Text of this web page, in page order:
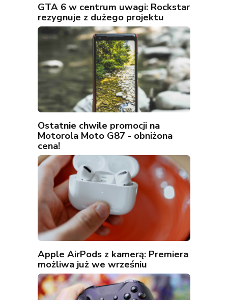
GTA 6 w centrum uwagi: Rockstar
rezygnuje z dużego projektu
Ostatnie chwile promocji na
Motorola Moto G87 - obniżona
cena!
Apple AirPods z kamerą: Premiera
możliwa już we wrześniu